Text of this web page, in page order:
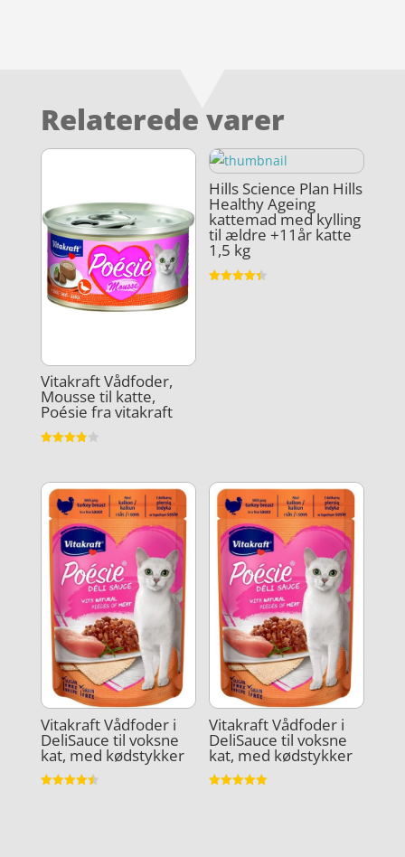
Relaterede varer
Vitakraft Vådfoder,
Mousse til katte,
Poésie fra vitakraft
Hills Science Plan Hills
Healthy Ageing
kattemad med kylling
til ældre +11år katte
1,5 kg
Vitakraft Vådfoder i
DeliSauce til voksne
kat, med kødstykker
Vitakraft Vådfoder i
DeliSauce til voksne
kat, med kødstykker